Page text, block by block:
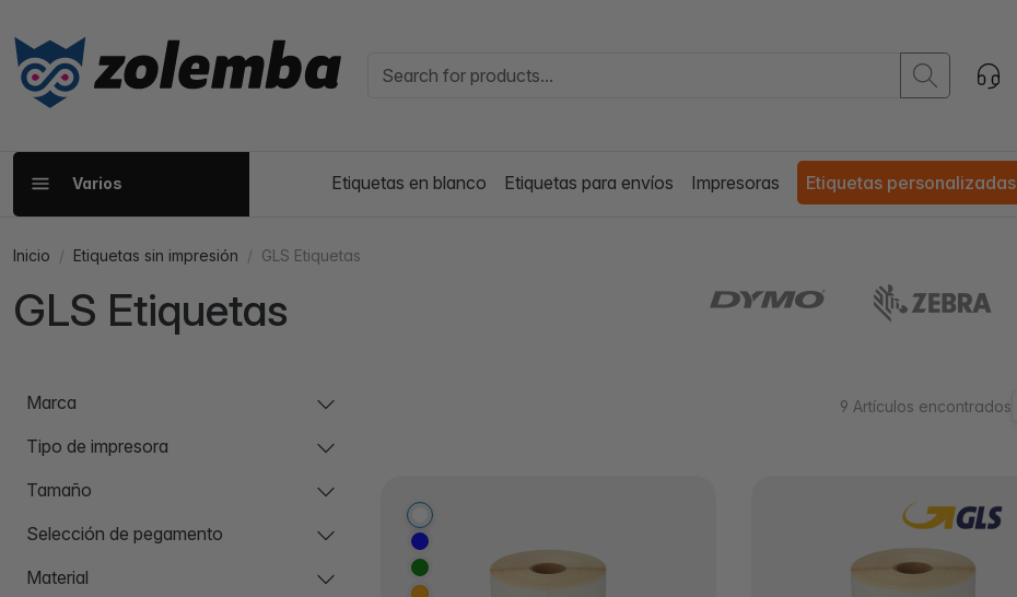
Varios Etiquetas en blanco Etiquetas para envíos Impresoras Etiquetas personalizadas
Inicio Etiquetas sin impresión GLS Etiquetas
GLS Etiquetas
Marca
Tipo de impresora
Tamaño
Selección de pegamento
Material
9 Artículos encontrados